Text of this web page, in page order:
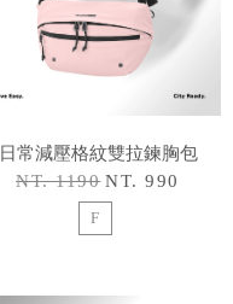
日常減壓格紋雙拉鍊胸包
NT. 1190 NT. 990
F